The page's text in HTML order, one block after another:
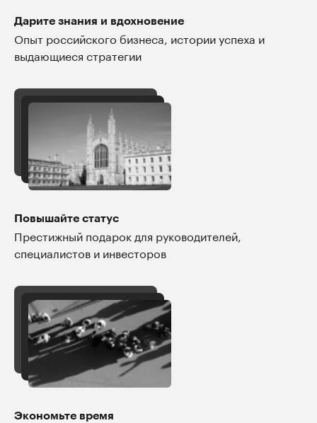
Дарите знания и вдохновение
Опыт российского бизнеса, истории успеха и
выдающиеся стратегии
Повышайте статус
Престижный подарок для руководителей,
специалистов и инвесторов
Экономьте время